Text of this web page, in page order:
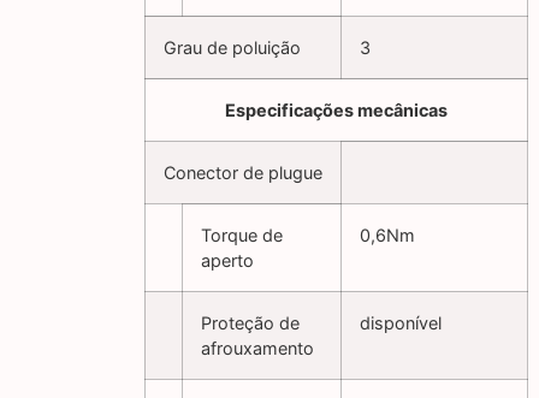
Grau de poluição 3
Especificações mecânicas
Conector de plugue
Torque de
aperto
0,6Nm
Proteção de
afrouxamento
disponível